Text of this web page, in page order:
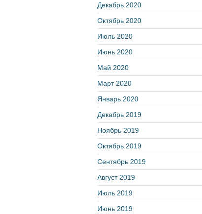
Декабрь 2020
Октябрь 2020
Июль 2020
Июнь 2020
Май 2020
Март 2020
Январь 2020
Декабрь 2019
Ноябрь 2019
Октябрь 2019
Сентябрь 2019
Август 2019
Июль 2019
Июнь 2019